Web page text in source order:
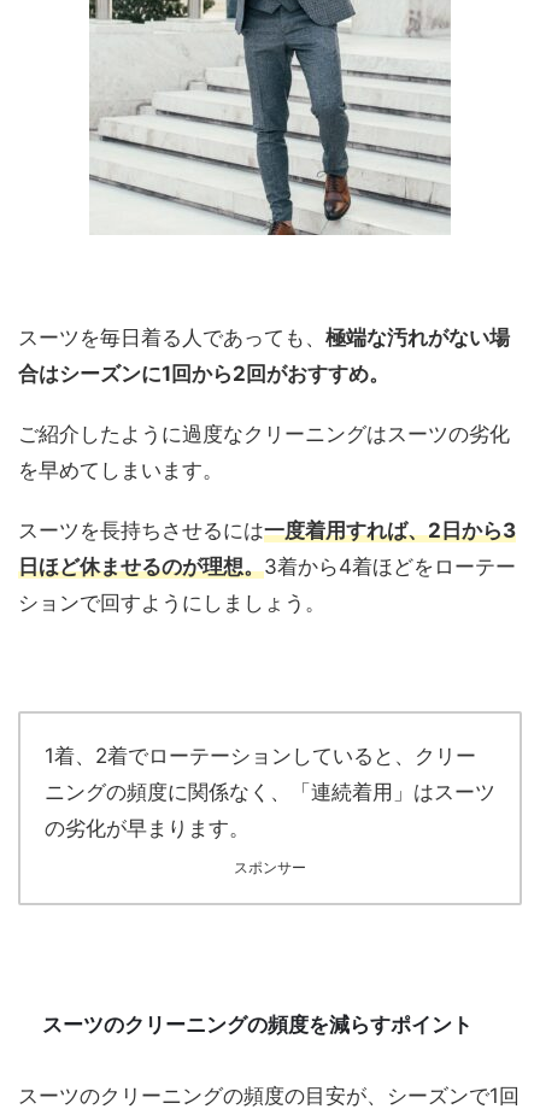
スーツを毎日着る人であっても、 極端な汚れがない場
合はシーズンに1回から2回がおすすめ。
ご紹介したように過度なクリーニングはスーツの劣化
を早めてしまいます。
スーツを長持ちさせるには一度着用すれば、2日から3
日ほど休ませるのが理想。3着から4着ほどをローテー
ションで回すようにしましょう。
1着、2着でローテーションしていると、クリー
ニングの頻度に関係なく、「連続着用」はスーツ
の劣化が早まります。
スポンサー
スーツのクリーニングの頻度を減らすポイント
スーツのクリーニングの頻度の目安が、シーズンで1回